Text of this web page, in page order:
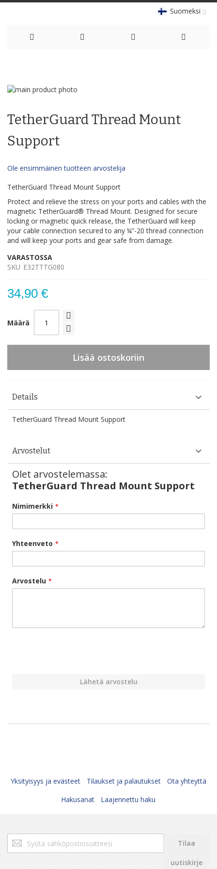
Suomeksi
Content
Skip
end
the
images
the
of
the
gallery
TetherGuard Thread Mount
Support
Ole ensimmäinen tuotteen arvostelija
TetherGuard Thread Mount Support
Protect and relieve the stress on your ports and cables with the
magnetic TetherGuard® Thread Mount. Designed for secure
locking or magnetic quick release, the TetherGuard will keep
your cable connection secured to any ¼”-20 thread connection
and will keep your ports and gear safe from damage.
VARASTOSSA
SKU E32TTTG080
34,90 €
Määrä
Lisää ostoskoriin
Details
TetherGuard Thread Mount Support
Arvostelut
Olet arvostelemassa:
TetherGuard Thread Mount Support
Nimimerkki
Yhteenveto
Arvostelu
Lähetä arvostelu
Yksityisyys ja evästeet Tilaukset ja palautukset
Ota yhteyttä
Hakusanat
Laajennettu haku
Tilaa
uutiskirjeemme:
Tilaa
uutiskirje